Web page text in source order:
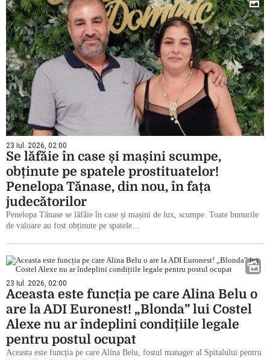
23 Iul. 2026, 02:00
Se lăfăie în case și mașini scumpe,
obținute pe spatele prostituatelor!
Penelopa Tănase, din nou, în fața
judecătorilor
Penelopa Tănase se lăfăie în case și mașini de lux, scumpe. Toate bunurile
de valoare au fost obținute pe spatele…
23 Iul. 2026, 02:00
Aceasta este funcția pe care Alina Belu o
are la ADI Euronest! „Blonda” lui Costel
Alexe nu ar îndeplini condițiile legale
pentru postul ocupat
Aceasta este funcția pe care Alina Belu, fostul manager al Spitalului pentru